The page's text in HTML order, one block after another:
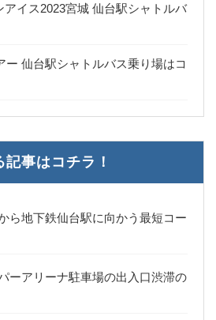
アイス2023宮城 仙台駅シャトルバ
ー 仙台駅シャトルバス乗り場はコ
事はコチラ！
ら地下鉄仙台駅に向かう最短コー
ーアリーナ駐車場の出入口渋滞の